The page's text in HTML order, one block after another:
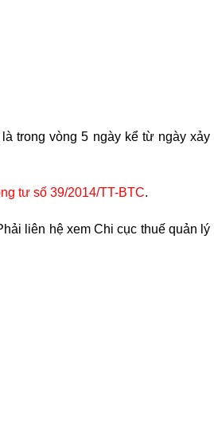
trong vòng 5 ngày kể từ ngày xảy
tư số 39/2014/TT-BTC.
liên hệ xem Chi cục thuế quản lý